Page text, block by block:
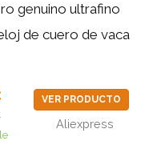
genuino ultrafino
de cuero de vaca
VER PRODUCTO
Aliexpress